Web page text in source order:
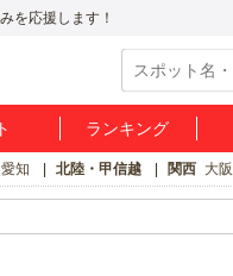
を応援します！
ランキング
愛知 北陸・甲信越 関西 大阪